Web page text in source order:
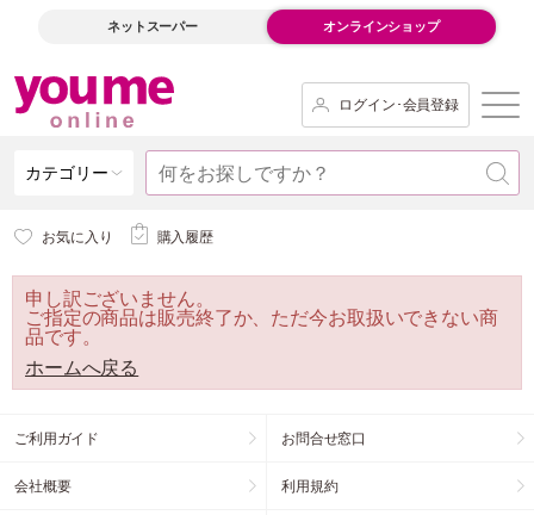
ネットスーパー オンラインショップ
ログイン･会員登録
カテゴリー
お気に入り 購入履歴
申し訳ございません。
ご指定の商品は販売終了か、ただ今お取扱いできない商
品です。
ホームへ戻る
ご利用ガイド お問合せ窓口
会社概要 利用規約